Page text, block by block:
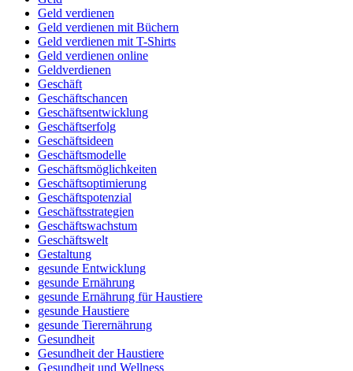
Geld verdienen
Geld verdienen mit Büchern
Geld verdienen mit T-Shirts
Geld verdienen online
Geldverdienen
Geschäft
Geschäftschancen
Geschäftsentwicklung
Geschäftserfolg
Geschäftsideen
Geschäftsmodelle
Geschäftsmöglichkeiten
Geschäftsoptimierung
Geschäftspotenzial
Geschäftsstrategien
Geschäftswachstum
Geschäftswelt
Gestaltung
gesunde Entwicklung
gesunde Ernährung
gesunde Ernährung für Haustiere
gesunde Haustiere
gesunde Tierernährung
Gesundheit
Gesundheit der Haustiere
Gesundheit und Wellness